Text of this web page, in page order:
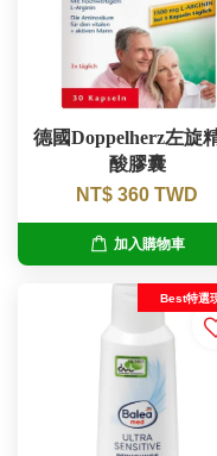
德國Doppelherz左旋
酸膠囊
NT$ 360 TWD
加入購物車
Best特選